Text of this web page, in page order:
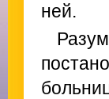
ней.